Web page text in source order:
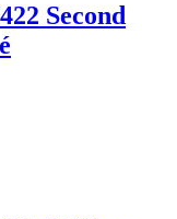
Second